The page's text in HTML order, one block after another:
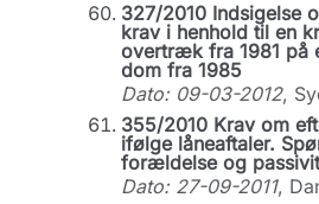
327/2010 Indsigelse
krav i henhold til en
overtræk fra 1981 på
dom fra 1985
Dato: 09-03-2012,
355/2010 Krav om
ifølge låneaftaler.
forældelse og
Dato: 27-09-2011,